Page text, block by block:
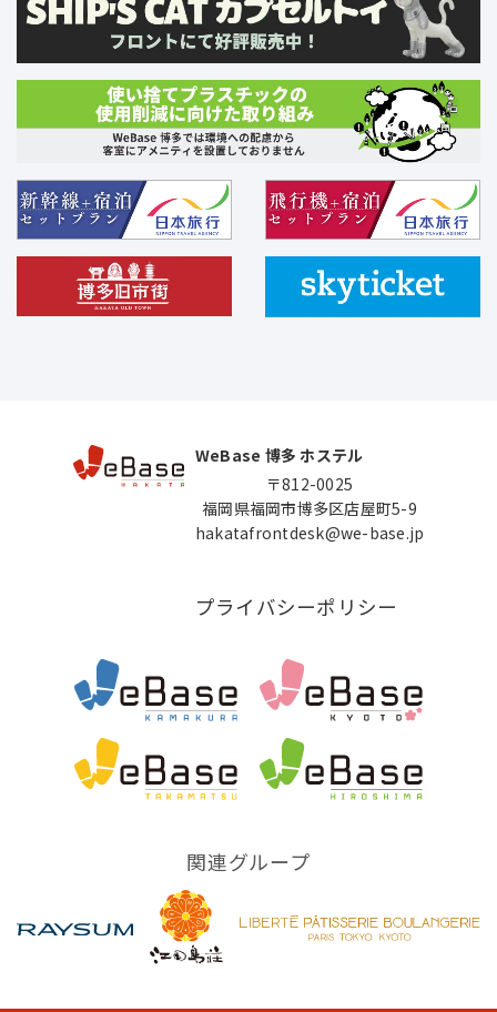
WeBase 博多 ホステル
〒812-0025
福岡県福岡市博多区店屋町5-9
hakatafrontdesk@we-base.jp
プライバシーポリシー
関連グループ